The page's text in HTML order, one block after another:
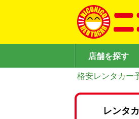
店舗を探す
格安レンタカー
レンタ